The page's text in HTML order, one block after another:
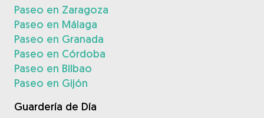
Paseo en Zaragoza
Paseo en Málaga
Paseo en Granada
Paseo en Córdoba
Paseo en Bilbao
Paseo en Gijón
Guardería de Día